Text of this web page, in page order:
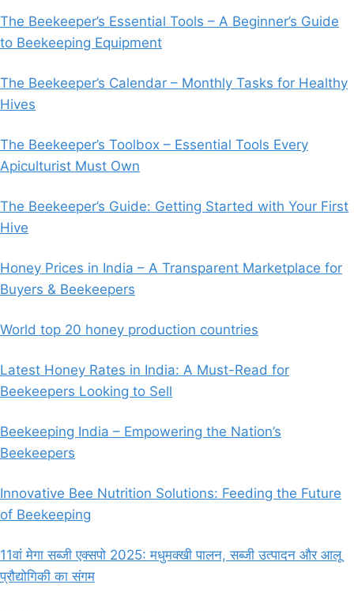
The Beekeeper’s Essential Tools – A Beginner’s Guide
to Beekeeping Equipment
The Beekeeper’s Calendar – Monthly Tasks for Healthy
Hives
The Beekeeper’s Toolbox – Essential Tools Every
Apiculturist Must Own
The Beekeeper’s Guide: Getting Started with Your First
Hive
Honey Prices in India – A Transparent Marketplace for
Buyers & Beekeepers
World top 20 honey production countries
Latest Honey Rates in India: A Must-Read for
Beekeepers Looking to Sell
Beekeeping India – Empowering the Nation’s
Beekeepers
Innovative Bee Nutrition Solutions: Feeding the Future
of Beekeeping
11वां मेगा सब्जी एक्सपो 2025: मधुमक्खी पालन, सब्जी उत्पादन और आलू
प्रौद्योगिकी का संगम